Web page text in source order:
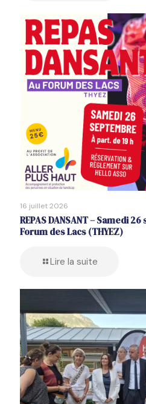
16 juillet 2026
REPAS DANSANT – Samedi
Forum des Lacs (THYEZ)
Lire la suite